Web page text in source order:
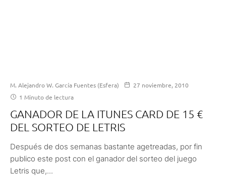
M. Alejandro W. García Fuentes (Esfera)
27 noviembre, 2010
1 Minuto de lectura
GANADOR DE LA ITUNES CARD DE 15 €
DEL SORTEO DE LETRIS
Después de dos semanas bastante agetreadas, por fin
publico este post con el ganador del sorteo del juego
Letris que,...